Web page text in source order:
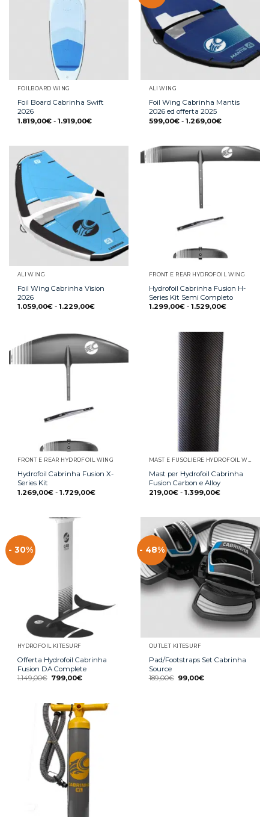
FOILBOARD WING
Foil Board Cabrinha Swift
2026
1.819,00€ - 1.919,00€
ALI WING
Foil Wing Cabrinha Mantis
2026 ed offerta 2025
599,00€ - 1.269,00€
ALI WING
Foil Wing Cabrinha Vision
2026
1.059,00€ - 1.229,00€
FRONT E REAR HYDROFOIL WING
Hydrofoil Cabrinha Fusion H-
Series Kit Semi Completo
1.299,00€ - 1.529,00€
FRONT E REAR HYDROFOIL WING
Hydrofoil Cabrinha Fusion X-
Series Kit
1.269,00€ - 1.729,00€
MAST E FUSOLIERE HYDROFOIL WING
Mast per Hydrofoil Cabrinha
Fusion Carbon e Alloy
219,00€ - 1.399,00€
- 30%
HYDROFOIL KITESURF
Offerta Hydrofoil Cabrinha
Fusion DA Complete
1.149,00€ 799,00€
- 48%
OUTLET KITESURF
Pad/Footstraps Set Cabrinha
Source
189,00€ 99,00€